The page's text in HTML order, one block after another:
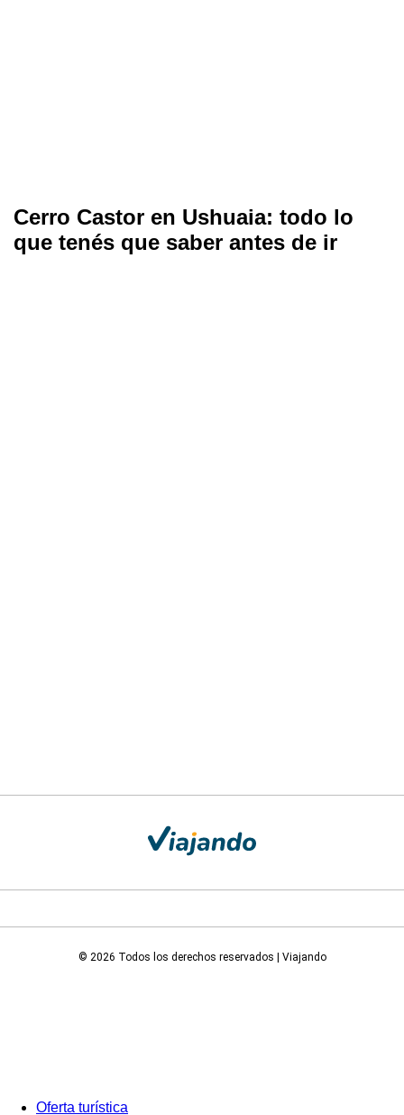
Cerro Castor en Ushuaia: todo lo
que tenés que saber antes de ir
© 2026 Todos los derechos reservados | Viajando
Oferta turística